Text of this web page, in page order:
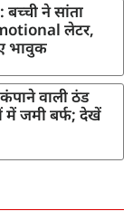
ने सांता
लेटर,
भावुक
वाली ठंड
में जमी बर्फ; देखें